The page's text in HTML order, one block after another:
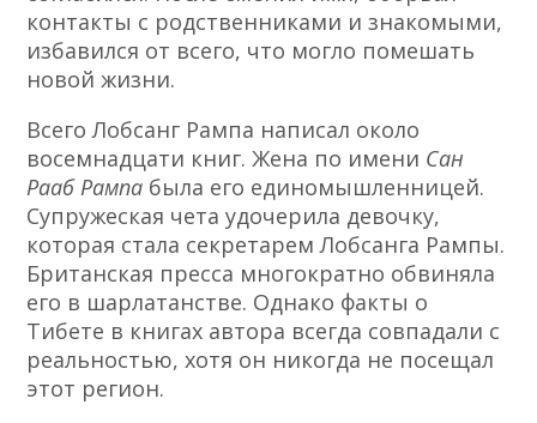
контакты с родственниками и знакомыми,
избавился от всего, что могло помешать
новой жизни.
Всего Лобсанг Рампа написал около
восемнадцати книг. Жена по имени Сан
Рааб Рампа была его единомышленницей.
Супружеская чета удочерила девочку,
которая стала секретарем Лобсанга Рампы.
Британская пресса многократно обвиняла
его в шарлатанстве. Однако факты о
Тибете в книгах автора всегда совпадали с
реальностью, хотя он никогда не посещал
этот регион.